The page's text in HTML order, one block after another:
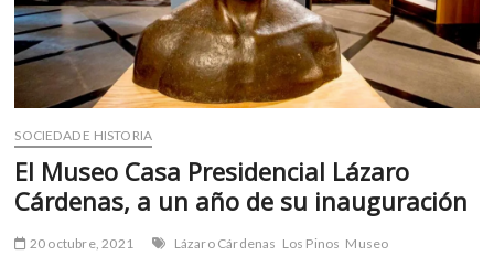
de
los
Museos
en
Róterdam
SOCIEDAD E HISTORIA
El Museo Casa Presidencial Lázaro
Cárdenas, a un año de su inauguración
20 octubre, 2021 Lázaro Cárdenas Los Pinos Museo